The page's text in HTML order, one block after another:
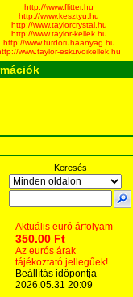
http://www.flitter.hu
http://www.kesztyu.hu
http://www.taylorcrystal.hu
http://www.taylor-kellek.hu
http://www.furdoruhaanyag.hu
www.taylor-eskuvoikellek.hu
Keresés
Aktuális euró árfolyam
350.00 Ft
Az eurós árak
tájékoztató jellegűek!
Beállítás időpontja
2026.05.31 20:09